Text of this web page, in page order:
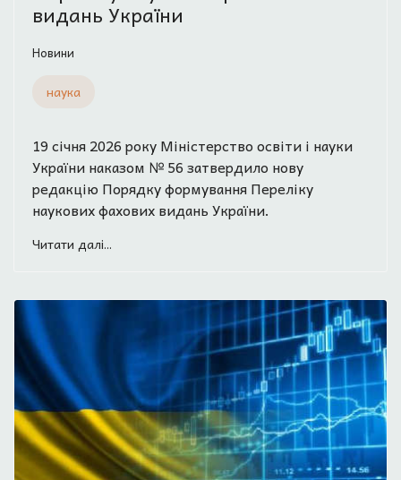
видань України
Новини
наука
19 січня 2026 року Міністерство освіти і науки
України наказом № 56 затвердило нову
редакцію Порядку формування Переліку
наукових фахових видань України.
Читати далі...